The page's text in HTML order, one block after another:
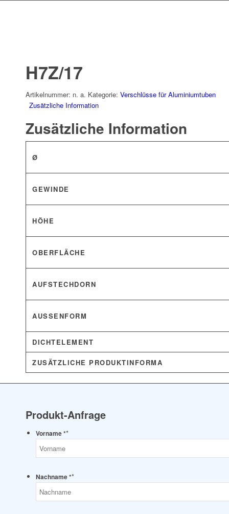
H7Z/17
Artikelnummer: n. a. Kategorie: Verschlüsse für Aluminiumtuben
Zusätzliche Information
Zusätzliche Information
Ø
GEWINDE
HÖHE
OBERFLÄCHE
AUFSTECHDORN
AUSSENFORM
DICHTELEMENT
ZUSÄTZLICHE PRODUKTINFORMA
Produkt-Anfrage
Vorname **
Nachname **